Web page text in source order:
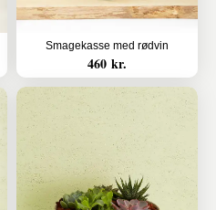
Smagekasse med rødvin
460 kr.